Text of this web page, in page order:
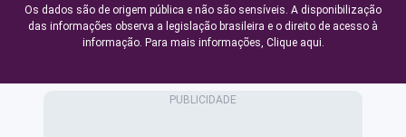
Os dados são de origem pública e não são sensíveis. A disponibilização
das informações observa a legislação brasileira e o direito de acesso à
informação. Para mais informações, Clique aqui.